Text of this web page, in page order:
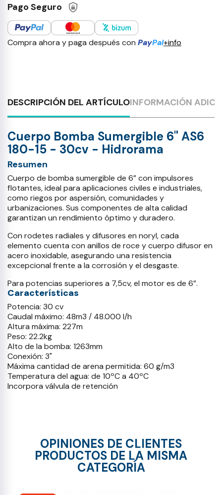
Pago Seguro
Compra ahora y paga después con PayPal+info
DESCRIPCIÓN DEL ARTÍCULOINFORMACIÓN
Cuerpo Bomba Sumergible 6" AS6
180-15 - 30cv - Hidrorama
Resumen
Cuerpo de bomba sumergible de 6” con impulsores
flotantes, ideal para aplicaciones civiles e industriales,
como riegos por aspersión, comunidades y
urbanizaciones. Sus componentes de alta calidad
garantizan un rendimiento óptimo y duradero.
Con rodetes radiales y difusores en noryl, cada
elemento cuenta con anillos de roce y cuerpo difusor en
acero inoxidable, asegurando una resistencia
excepcional frente a la corrosión y el desgaste.
Para potencias superiores a 7,5cv, el motor es de 6”.
Características
Potencia: 30 cv
Caudal máximo: 48m3 / 48.000 l/h
Altura máxima: 227m
Peso: 22.2kg
Alto de la bomba: 1263mm
Conexión: 3"
Máxima cantidad de arena permitida: 60 g/m3
Temperatura del agua: de 10ºC a 40ºC
Incorpora válvula de retención
OPINIONES DE CLIENTES
PRODUCTOS DE LA MISMA
CATEGORÍA